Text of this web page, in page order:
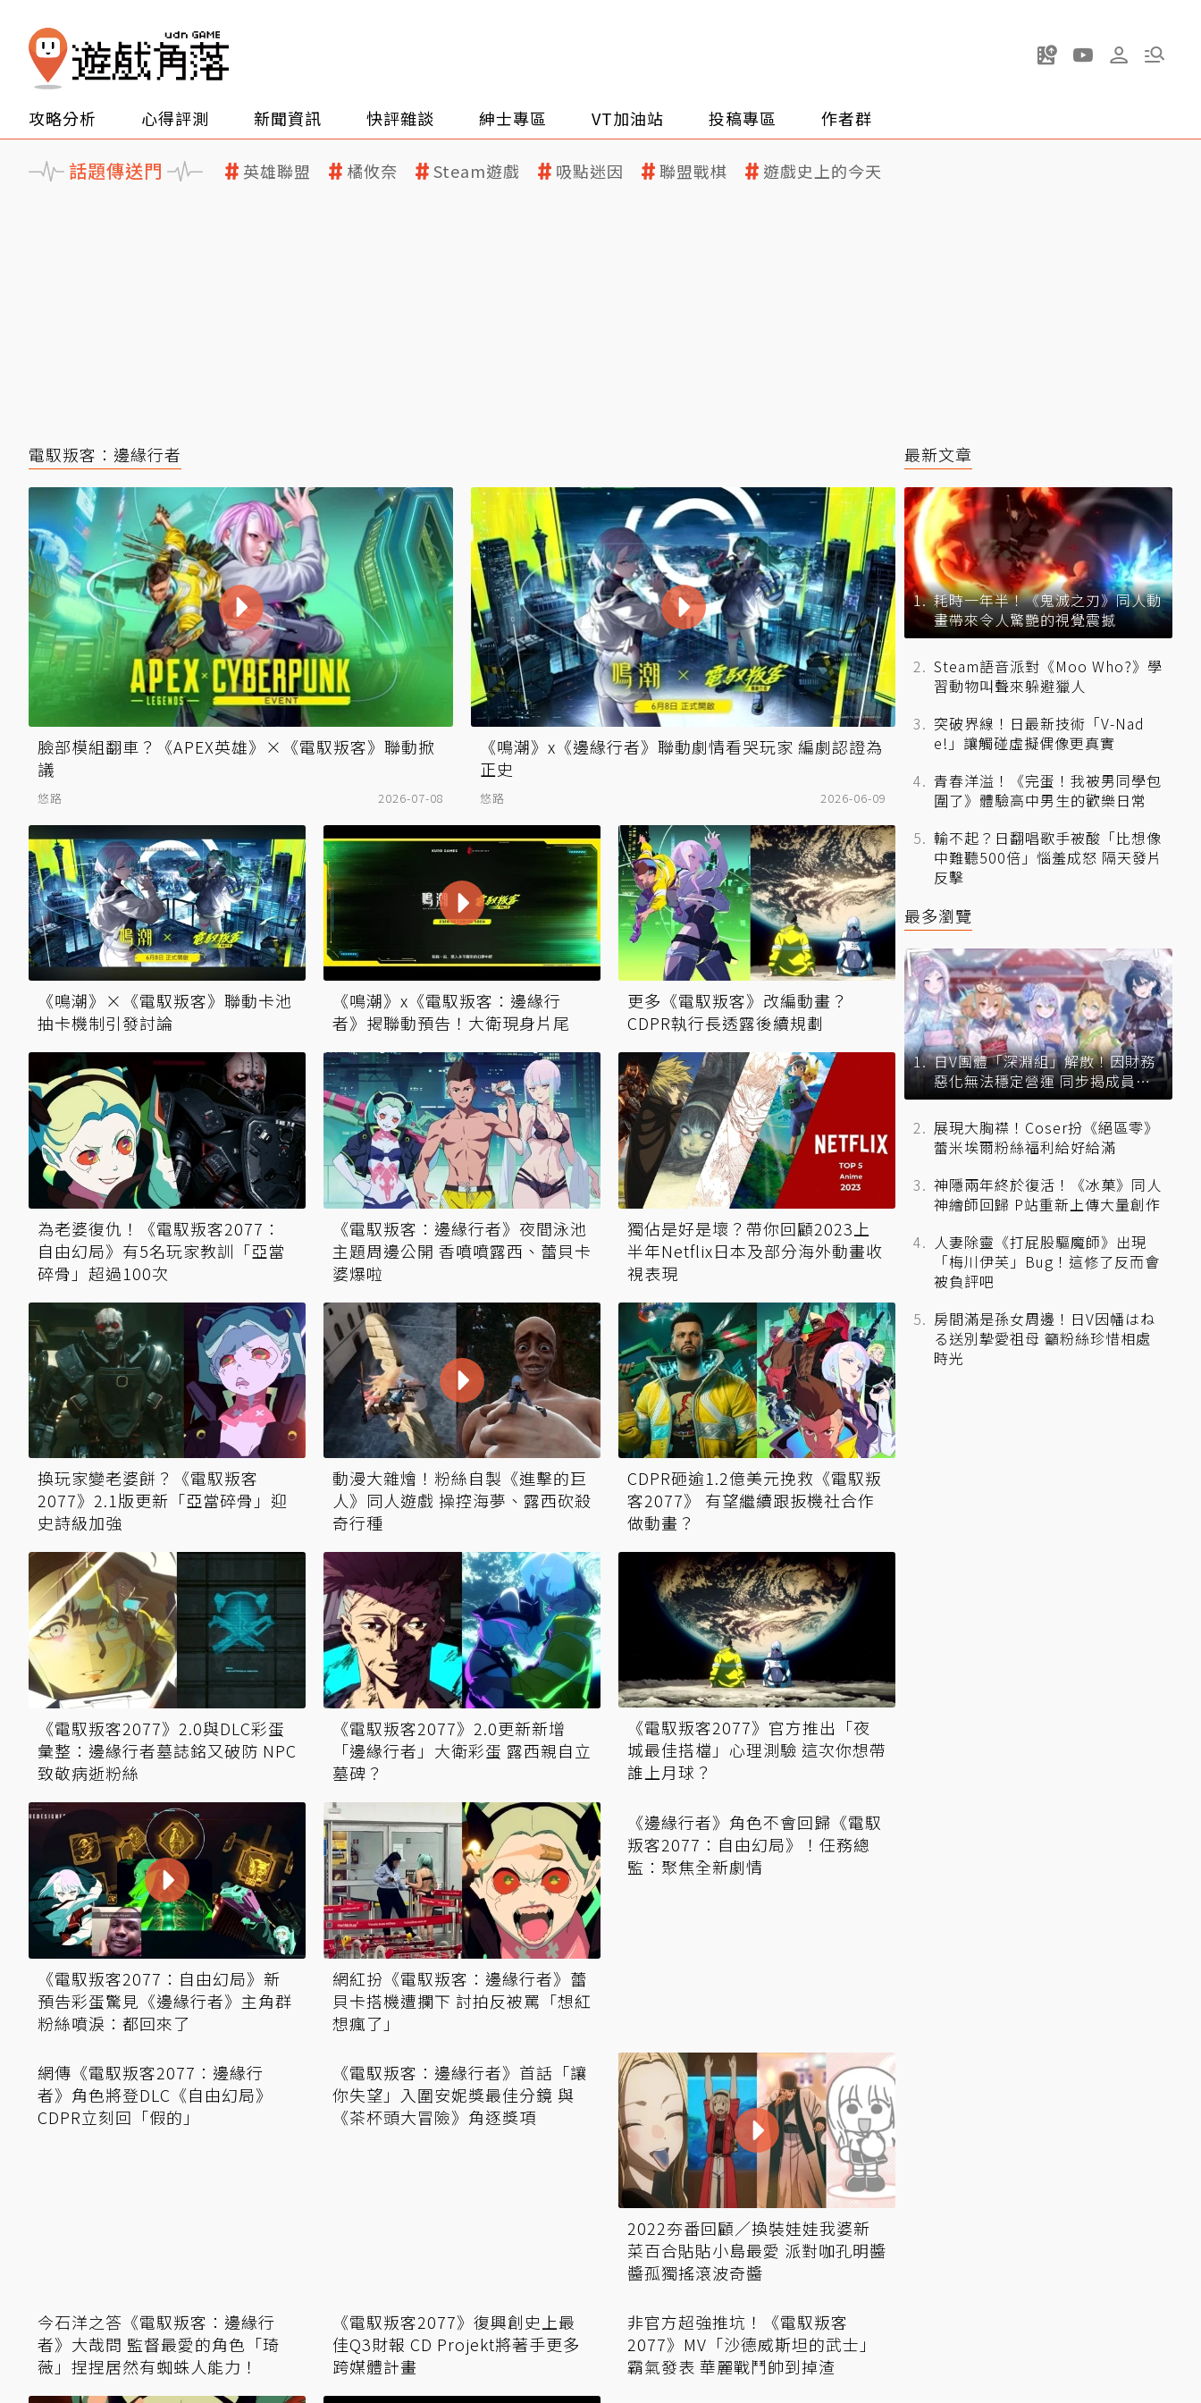
攻略分析 心得評測 新聞資訊 快評雜談 紳士專區 VT加油站 投稿專區 作者群
話題傳送門 英雄聯盟 橘攸奈 Steam遊戲 吸點迷因 聯盟戰棋 遊戲史上的今天
電馭叛客：邊緣行者
臉部模組翻車？《APEX英雄》×《電馭叛客》聯動掀
議
悠路 2026-07-08
《鳴潮》x《邊緣行者》聯動劇情看哭玩家 編劇認證為
正史
悠路 2026-06-09
《鳴潮》×《電馭叛客》聯動卡池
抽卡機制引發討論
《鳴潮》x《電馭叛客：邊緣行
者》揭聯動預告！大衛現身片尾
更多《電馭叛客》改編動畫？
CDPR執行長透露後續規劃
為老婆復仇！《電馭叛客2077：
自由幻局》有5名玩家教訓「亞當
碎骨」超過100次
《電馭叛客：邊緣行者》夜間泳池
主題周邊公開 香噴噴露西、蕾貝卡
婆爆啦
獨佔是好是壞？帶你回顧2023上
半年Netflix日本及部分海外動畫收
視表現
換玩家變老婆餅？《電馭叛客
2077》2.1版更新「亞當碎骨」迎
史詩級加強
動漫大雜燴！粉絲自製《進擊的巨
人》同人遊戲 操控海夢、露西砍殺
奇行種
CDPR砸逾1.2億美元挽救《電馭叛
客2077》 有望繼續跟扳機社合作
做動畫？
《電馭叛客2077》2.0與DLC彩蛋
彙整：邊緣行者墓誌銘又破防 NPC
致敬病逝粉絲
《電馭叛客2077》2.0更新新增
「邊緣行者」大衛彩蛋 露西親自立
墓碑？
《電馭叛客2077》官方推出「夜
城最佳搭檔」心理測驗 這次你想帶
誰上月球？
《電馭叛客2077：自由幻局》新
預告彩蛋驚見《邊緣行者》主角群
粉絲噴淚：都回來了
網紅扮《電馭叛客：邊緣行者》蕾
貝卡搭機遭攔下 討拍反被罵「想紅
想瘋了」
2022夯番回顧／換裝娃娃我婆新
菜百合貼貼小島最愛 派對咖孔明醬
醬孤獨搖滾波奇醬
最新文章
耗時一年半！《鬼滅之刃》同人動
畫帶來令人驚艷的視覺震撼
Steam語音派對《Moo Who?》學
習動物叫聲來躲避獵人
突破界線！日最新技術「V-Nad
e!」讓觸碰虛擬偶像更真實
青春洋溢！《完蛋！我被男同學包
圍了》體驗高中男生的歡樂日常
輸不起？日翻唱歌手被酸「比想像
中難聽500倍」惱羞成怒 隔天發片
反擊
最多瀏覽
日V團體「深淵組」解散！因財務
惡化無法穩定營運 同步揭成員未
來去向
展現大胸襟！Coser扮《絕區零》
蕾米埃爾粉絲福利給好給滿
神隱兩年終於復活！《冰菓》同人
神繪師回歸 P站重新上傳大量創作
人妻除靈《打屁股驅魔師》出現
「梅川伊芙」Bug！這修了反而會
被負評吧
房間滿是孫女周邊！日V因幡はね
る送別摯愛祖母 籲粉絲珍惜相處
時光